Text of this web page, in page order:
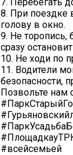
8. При поездке
голову в окно.
9. Не торопись,
сразу
10. Не ходи по
11. Водители
безопасности,
️Позвольте нам
#всейсемьей